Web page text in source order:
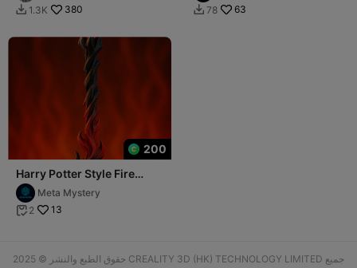
 1.3K 380  78 63
200
Harry Potter Style Fire
WandMeta Mystery
 2 13
حقوق الطبع والنشر © 2025 CREALITY 3D (HK) TECHNOLOGY LIMITED جميع